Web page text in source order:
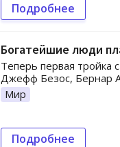
Подробнее
Богатейшие люди
Теперь первая тройка
Джефф Безос, Бернар
Мир
Подробнее